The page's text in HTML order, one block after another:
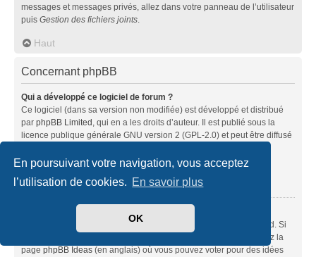
En poursuivant votre navigation, vous acceptez
l’utilisation de cookies. En savoir plus
OK
messages et messages privés, allez dans votre panneau de l’utilisateur
puis Gestion des fichiers joints.
Haut
Concernant phpBB
Qui a développé ce logiciel de forum ?
Ce logiciel (dans sa version non modifiée) est développé et distribué
par phpBB Limited, qui en a les droits d’auteur. Il est publié sous la
licence publique générale GNU version 2 (GPL-2.0) et peut être diffusé
À propos de phpBB» (en anglais).
Haut
Ce logiciel a été développé et mis sous licence par phpBB Limited. Si
vous pensez qu’une fonctionnalité nécessite d’être ajoutée, visitez la
page phpBB Ideas (en anglais) où vous pouvez voter pour des idées